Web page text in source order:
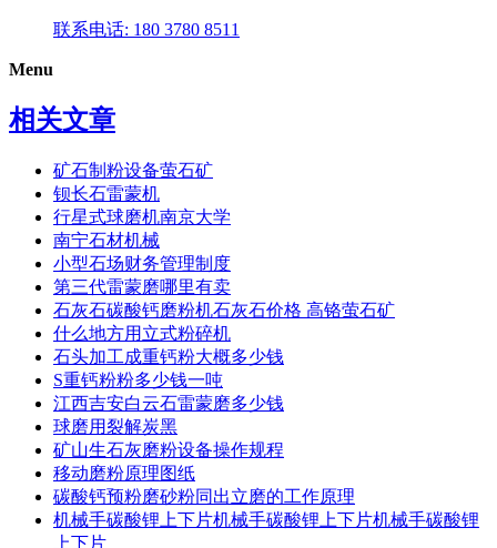
联系电话: 180 3780 8511
Menu
相关文章
矿石制粉设备萤石矿
钡长石雷蒙机
行星式球磨机南京大学
南宁石材机械
小型石场财务管理制度
第三代雷蒙磨哪里有卖
石灰石碳酸钙磨粉机石灰石价格 高铬萤石矿
什么地方用立式粉碎机
石头加工成重钙粉大概多少钱
S重钙粉粉多少钱一吨
江西吉安白云石雷蒙磨多少钱
球磨用裂解炭黑
矿山生石灰磨粉设备操作规程
移动磨粉原理图纸
碳酸钙预粉磨砂粉同出立磨的工作原理
机械手碳酸锂上下片机械手碳酸锂上下片机械手碳酸锂
上下片